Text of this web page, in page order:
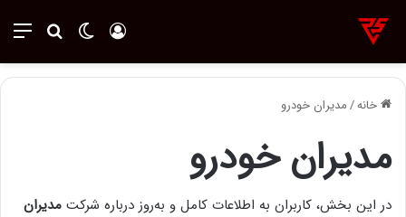
تغییر پوسته ورود
خانه/مدیران خودرو
مدیران خودرو
در این بخش، کاربران به اطلاعات کامل و به‌روز درباره شرکت مدیران